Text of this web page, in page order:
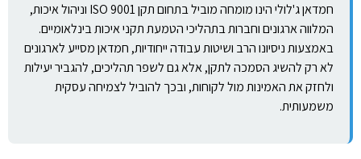
חמדאן ג'לולי הינו מומחה מוביל בתחום תקן ISO 9001 וניהול איכות,
המלווה ארגונים וחברות בתהליכי הטמעת תקני איכות בינלאומיים.
באמצעות ניסיונו הרב ושיטות עבודה ייחודיות, חמדאן מסייע לארגונים
לא רק להשיג הסמכה לתקן, אלא גם לשפר תהליכים, להגביר יעילות
ולחזק את האמינות מול לקוחות, ובכך להוביל לצמיחה עסקית
משמעותית.